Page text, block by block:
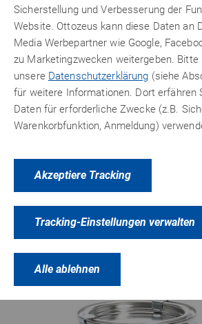
Spritzfähiger 2-K PURKontaktklebstoff
Innenausstattung. Zum Kleben von
Formteilen und Hartfasermaterialien
Folien auf gepresste
Wärmefestigkeit und
Vernetzer-Zugabe).
17, 78 € netto
zzgl.Versandkosten
Zum Produkt
Sicherstellung und Verbesserung der
Website. Ottozeus kann diese Daten an
Media Werbepartner wie Google,
zu Marketingzwecken weitergeben. Bitte
unsere Datenschutzerklärung (siehe
für weitere Informationen. Dort erfähren
Daten für erforderliche Zwecke (z.B.
Warenkorbfunktion, Anmeldung)
Akzeptiere Tracking
Tracking-Einstellungen verwalten
Alle ablehnen